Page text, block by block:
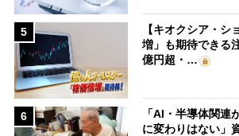
5
【キオクシア・シ
増」も期待できる
億円超・…
6
「AI・半導体関連
に変わりはない」